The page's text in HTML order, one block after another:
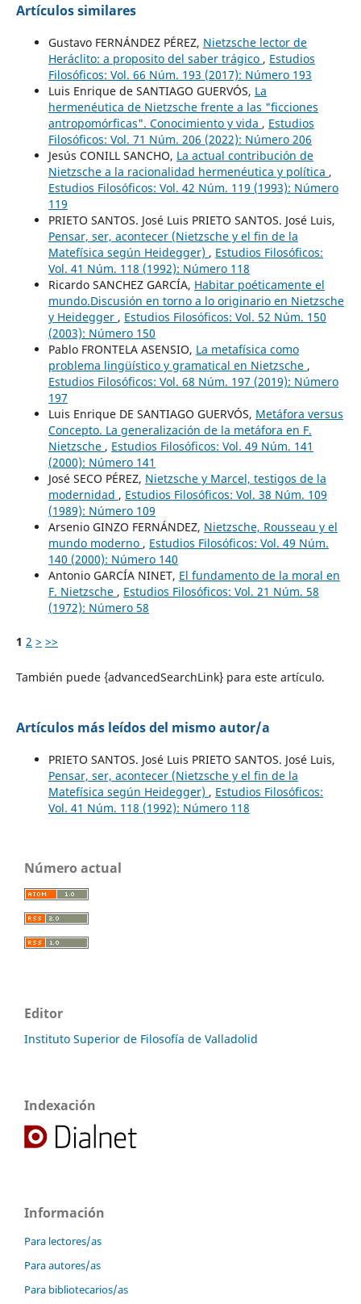
Artículos similares
Gustavo FERNÁNDEZ PÉREZ, Nietzsche lector de
Heráclito: a proposito del saber trágico , Estudios
Filosóficos: Vol. 66 Núm. 193 (2017): Número 193
Luis Enrique de SANTIAGO GUERVÓS, La
hermenéutica de Nietzsche frente a las "ficciones
antropomórficas". Conocimiento y vida , Estudios
Filosóficos: Vol. 71 Núm. 206 (2022): Número 206
Jesús CONILL SANCHO, La actual contribución de
Nietzsche a la racionalidad hermenéutica y política ,
Estudios Filosóficos: Vol. 42 Núm. 119 (1993): Número
119
PRIETO SANTOS. José Luis PRIETO SANTOS. José Luis,
Pensar, ser, acontecer (Nietzsche y el fin de la
Matefísica según Heidegger) , Estudios Filosóficos:
Vol. 41 Núm. 118 (1992): Número 118
Ricardo SANCHEZ GARCÍA, Habitar poéticamente el
mundo.Discusión en torno a lo originario en Nietzsche
y Heidegger , Estudios Filosóficos: Vol. 52 Núm. 150
(2003): Número 150
Pablo FRONTELA ASENSIO, La metafísica como
problema lingüístico y gramatical en Nietzsche ,
Estudios Filosóficos: Vol. 68 Núm. 197 (2019): Número
197
Luis Enrique DE SANTIAGO GUERVÓS, Metáfora versus
Concepto. La generalización de la metáfora en F.
Nietzsche , Estudios Filosóficos: Vol. 49 Núm. 141
(2000): Número 141
José SECO PÉREZ, Nietzsche y Marcel, testigos de la
modernidad , Estudios Filosóficos: Vol. 38 Núm. 109
(1989): Número 109
Arsenio GINZO FERNÁNDEZ, Nietzsche, Rousseau y el
mundo moderno , Estudios Filosóficos: Vol. 49 Núm.
140 (2000): Número 140
Antonio GARCÍA NINET, El fundamento de la moral en
F. Nietzsche , Estudios Filosóficos: Vol. 21 Núm. 58
(1972): Número 58
1 2 > >>
También puede {advancedSearchLink} para este artículo.
Artículos más leídos del mismo autor/a
PRIETO SANTOS. José Luis PRIETO SANTOS. José Luis,
Pensar, ser, acontecer (Nietzsche y el fin de la
Matefísica según Heidegger) , Estudios Filosóficos:
Vol. 41 Núm. 118 (1992): Número 118
Número actual
Editor
Instituto Superior de Filosofía de Valladolid
Indexación
Información
Para lectores/as
Para autores/as
Para bibliotecarios/as